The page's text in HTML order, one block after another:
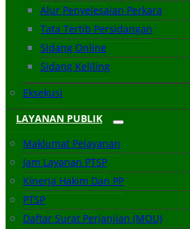
Alur Penyelesaian Perkara
Tata Tertib Persidangan
Sidang Online
Sidang Keliling
Eksekusi
LAYANAN PUBLIK
Maklumat Pelayanan
Jam Layanan PTSP
Kinerja Hakim Dan PP
PTSP
Daftar Surat Perjanjian (MOU)